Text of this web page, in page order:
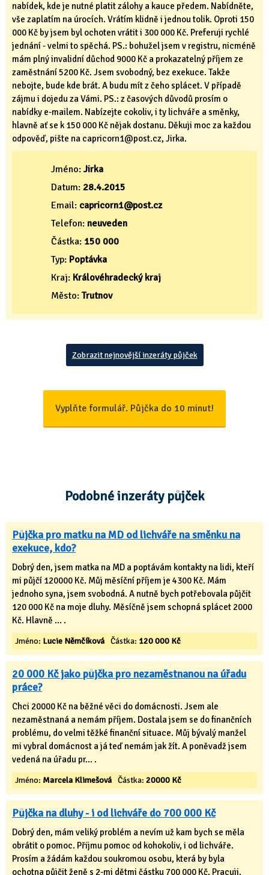
nabídek, kde je nutné platit zálohy a kauce předem. Nabídněte,
vše zaplatím na úrocích. Vrátím klidně i jednou tolik. Oproti 150
000 Kč by jsem byl ochoten vrátit i 300 000 Kč. Preferuji rychlé
jednání - velmi to spěchá. PS.: bohužel jsem v registru, nicméně
mám plný invalidní důchod 9000 Kč a prokazatelný příjem ze
zaměstnání 5200 Kč. Jsem svobodný, bez exekuce. Takže
nebojte, bude kde brát. A budu mít z čeho splácet. V případě
zájmu i dojedu za Vámi. PS.: z časových důvodů prosím o
nabídky e-mailem. Nabízejte cokoliv, i ty lichváře a směnky,
hlavně ať se k 150 000 Kč nějak dostanu. Děkuji moc za každou
odpověď, pište na capricorn1@post.cz, Jirka.
Jméno: Jirka
Datum: 28.4.2015
Email: capricorn1@post.cz
Telefon: neuveden
Částka: 150 000
Typ: Poptávka
Kraj: Královéhradecký kraj
Město: Trutnov
Zobrazit nejnovější inzeráty půjček
Vyplňte formulář. Půjčka do 10 minut!
Podobné inzeráty půjček
Půjčka pro matku na MD od lichváře na směnku na
exekuce, kdo?
Dobrý den, jsem matka na MD a poptávám kontakty na lidi, kteří
mi půjčí 120000 Kč. Můj měsíční příjem je 4300 Kč. Mám
jednoho syna, jsem svobodná. A nutně bych potřebovala půjčit
120 000 Kč na moje dluhy. Měsíčně jsem schopná splácet 2000
Kč. Hlavně ... .
Jméno: Lucie Němčíková Částka: 120 000 Kč
20 000 Kč jako půjčka pro nezaměstnanou na úřadu
práce?
Chci 20000 Kč na běžné věci do domácnosti. Jsem ale
nezaměstnaná a nemám příjem. Dostala jsem se do finančních
problému, do velmi těžké finanční situace. Můj bývalý manžel
mi vybral domácnost a já teď nemám jak žít. A poněvadž jsem
vedená na úřadu pr... .
Jméno: Marcela Klimešová Částka: 20000 Kč
Půjčka na dluhy - i od lichváře do 700 000 Kč
Dobrý den, mám veliký problém a nevím už kam bych se měla
obrátit o pomoc. Přijmu pomoc od kohokoliv, i od lichváře.
Prosím a žádám každou soukromou osobu, která by byla
ochotna půjčit ženě s 2-mi dětmi částku 700 000 Kč. Pracuji,